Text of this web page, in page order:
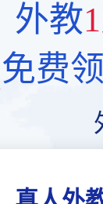
外教
免费